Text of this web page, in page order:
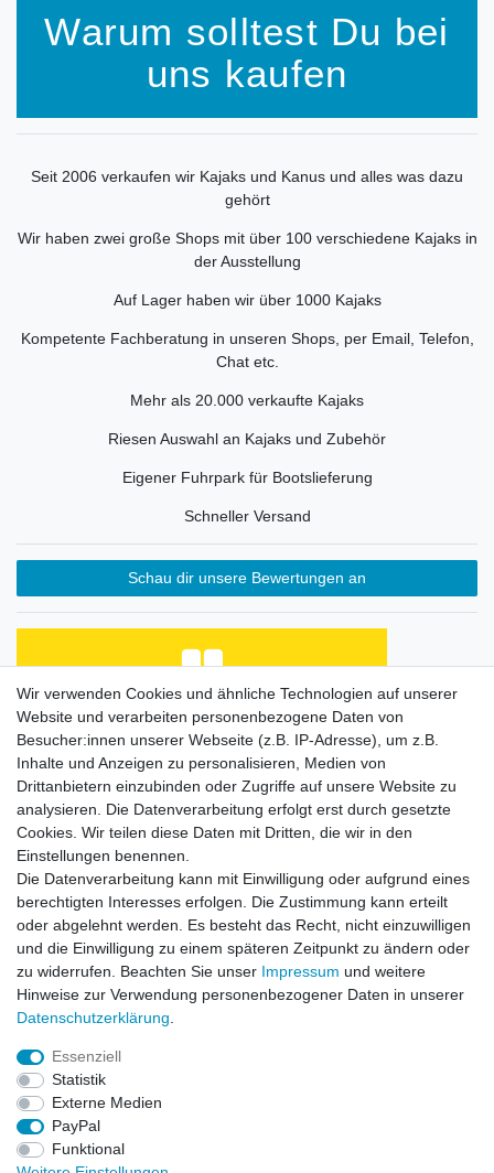
Warum solltest Du bei
uns kaufen
Seit 2006 verkaufen wir Kajaks und Kanus und alles was dazu
gehört
Wir haben zwei große Shops mit über 100 verschiedene Kajaks in
der Ausstellung
Auf Lager haben wir über 1000 Kajaks
Kompetente Fachberatung in unseren Shops, per Email, Telefon,
Chat etc.
Mehr als 20.000 verkaufte Kajaks
Riesen Auswahl an Kajaks und Zubehör
Eigener Fuhrpark für Bootslieferung
Schneller Versand
Schau dir unsere Bewertungen an
Habe Angelkayak gekauft, bin mit Abwicklung und
Preis zufrieden. Was fehlt, ist eine Beschreibung
de...
Horst L., Steinach
Datum der Veröffentlichung: 26.07.2026
253 Bewertungen
Impressum
Widerrufs­recht
Wir verwenden Cookies und ähnliche Technologien auf unserer
Website und verarbeiten personenbezogene Daten von
Besucher:innen unserer Webseite (z.B. IP-Adresse), um z.B.
Inhalte und Anzeigen zu personalisieren, Medien von
Drittanbietern einzubinden oder Zugriffe auf unsere Website zu
analysieren. Die Datenverarbeitung erfolgt erst durch gesetzte
Cookies. Wir teilen diese Daten mit Dritten, die wir in den
Einstellungen benennen.
Die Datenverarbeitung kann mit Einwilligung oder aufgrund eines
berechtigten Interesses erfolgen. Die Zustimmung kann erteilt
oder abgelehnt werden. Es besteht das Recht, nicht einzuwilligen
und die Einwilligung zu einem späteren Zeitpunkt zu ändern oder
zu widerrufen. Beachten Sie unser Impressum und weitere
Hinweise zur Verwendung personenbezogener Daten in unserer
Daten­schutz­erklärung
Essenziell
Statistik
Externe Medien
PayPal
Funktional